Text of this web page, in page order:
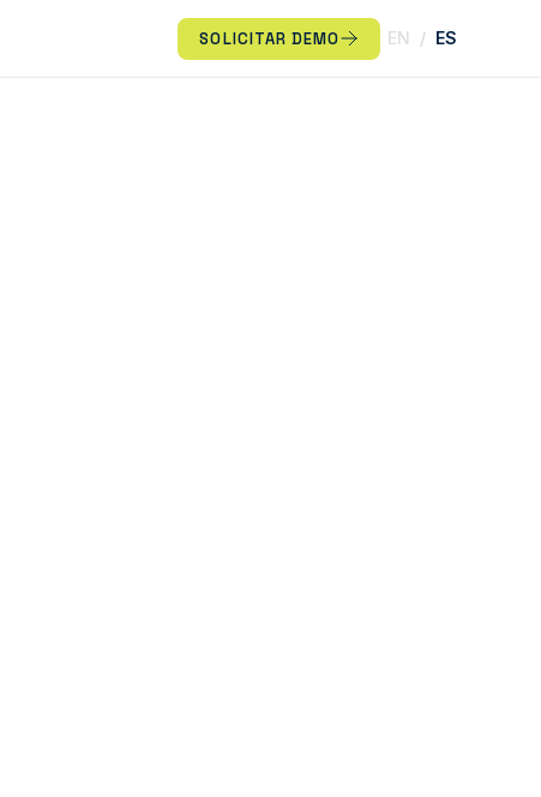
SOLICITAR DEMO EN / ES